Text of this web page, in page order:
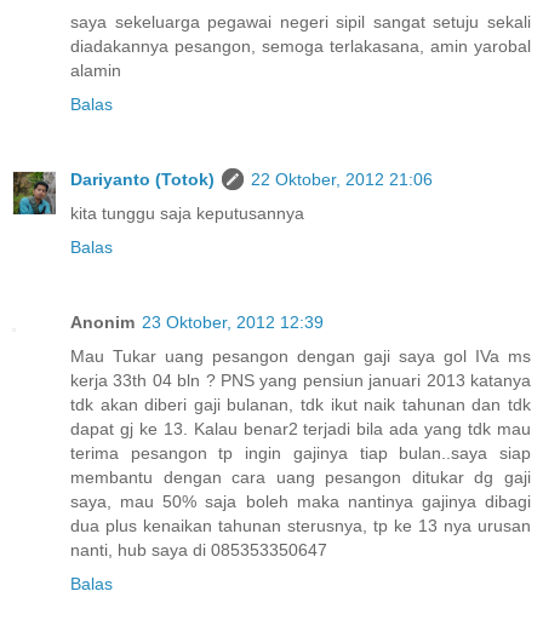
saya sekeluarga pegawai negeri sipil sangat setuju sekali
diadakannya pesangon, semoga terlakasana, amin yarobal
alamin
Balas
Dariyanto (Totok)
22 Oktober, 2012 21:06
kita tunggu saja keputusannya
Balas
Anonim 23 Oktober, 2012 12:39
Mau Tukar uang pesangon dengan gaji saya gol IVa ms
kerja 33th 04 bln ? PNS yang pensiun januari 2013 katanya
tdk akan diberi gaji bulanan, tdk ikut naik tahunan dan tdk
dapat gj ke 13. Kalau benar2 terjadi bila ada yang tdk mau
terima pesangon tp ingin gajinya tiap bulan..saya siap
membantu dengan cara uang pesangon ditukar dg gaji
saya, mau 50% saja boleh maka nantinya gajinya dibagi
dua plus kenaikan tahunan sterusnya, tp ke 13 nya urusan
nanti, hub saya di 085353350647
Balas